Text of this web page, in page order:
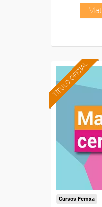
TÍTULO OFICIAL
Cursos Femxa